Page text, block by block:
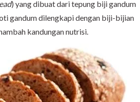
) yang dibuat dari tepung biji gandum
gandum dilengkapi dengan biji-bijian
kandungan nutrisi.